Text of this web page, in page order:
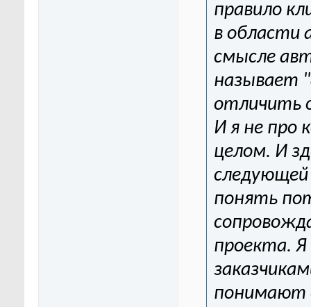
правило
в области
смысле
называет
отличить
И я не про
целом. И
понять
проекта.
понимают